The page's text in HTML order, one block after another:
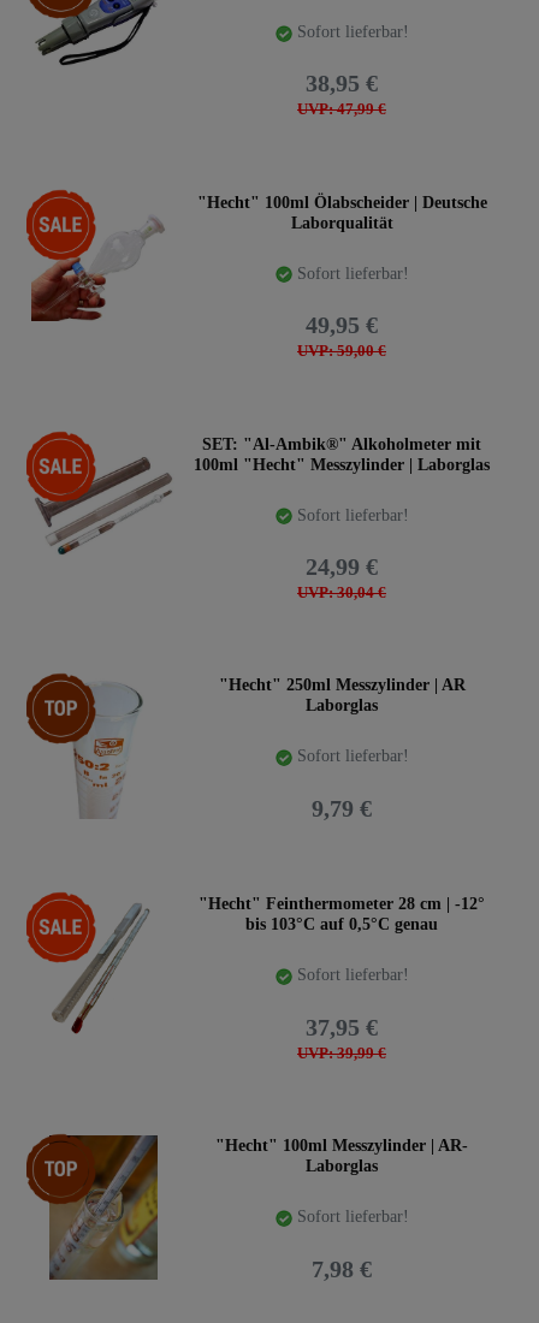
Sofort lieferbar!
UVP: 47,99 €
38,95 €
-15%
"Hecht" 100ml Ölabscheider | Deutsche
Laborqualität
Sofort lieferbar!
UVP: 59,00 €
49,95 €
-17%
SET: "Al-Ambik®" Alkoholmeter mit
100ml "Hecht" Messzylinder | Laborglas
Sofort lieferbar!
UVP: 30,04 €
24,99 €
Top-Artikel
"Hecht" 250ml Messzylinder | AR
Laborglas
Sofort lieferbar!
9,79 €
-5%
"Hecht" Feinthermometer 28 cm | -12°
bis 103°C auf 0,5°C genau
Sofort lieferbar!
UVP: 39,99 €
37,95 €
Top-Artikel
"Hecht" 100ml Messzylinder | AR-
Laborglas
Sofort lieferbar!
7,98 €